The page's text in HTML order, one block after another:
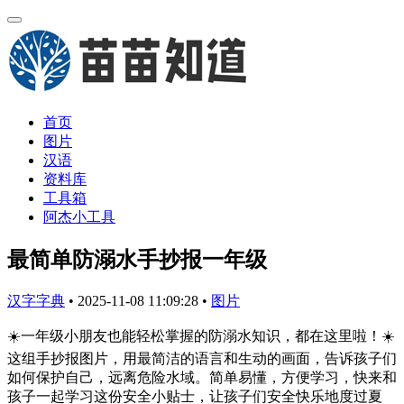
首页
图片
汉语
资料库
工具箱
阿杰小工具
最简单防溺水手抄报一年级
汉字字典 • 2025-11-08 11:09:28 • 图片
☀️一年级小朋友也能轻松掌握的防溺水知识，都在这里啦！☀️
这组手抄报图片，用最简洁的语言和生动的画面，告诉孩子们
如何保护自己，远离危险水域。简单易懂，方便学习，快来和
孩子一起学习这份安全小贴士，让孩子们安全快乐地度过夏